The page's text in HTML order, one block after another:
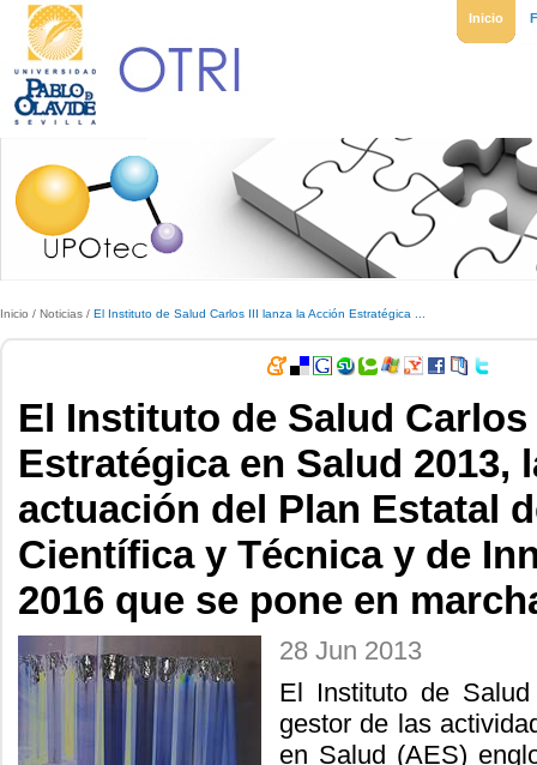
Inicio
Inicio / Noticias / El Instituto de Salud Carlos III lanza la Acción Estratégica ...
El Instituto de Salud
Estratégica en Salud 2013,
actuación del Plan Estatal
Científica y Técnica y de
2016 que se pone en
28 Jun 2013
El Instituto de
gestor de las
en Salud (AES)